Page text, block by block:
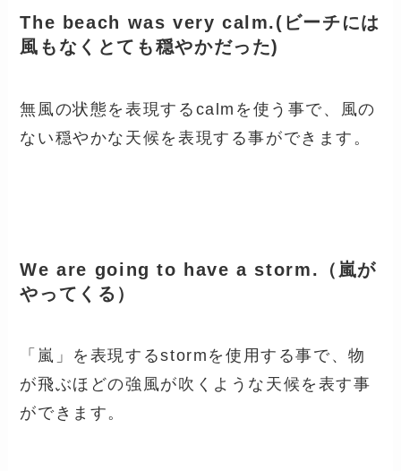
The beach was very calm.(ビーチには
風もなくとても穏やかだった)
無風の状態を表現するcalmを使う事で、風の
ない穏やかな天候を表現する事ができます。
We are going to have a storm.（嵐が
やってくる）
「嵐」を表現するstormを使用する事で、物
が飛ぶほどの強風が吹くような天候を表す事
ができます。